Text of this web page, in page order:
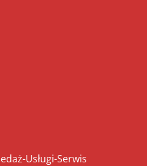
Usługi-Serwis